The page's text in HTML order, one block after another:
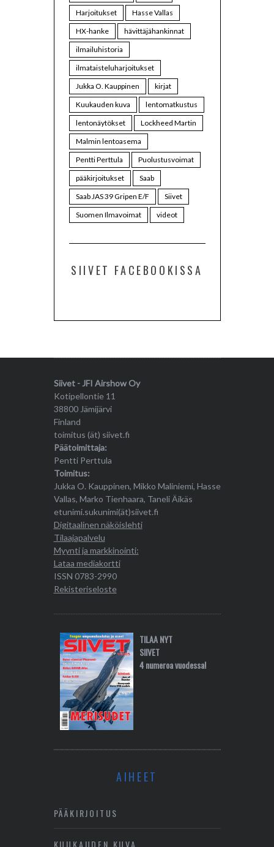
Harjoitukset
Hasse Vallas
HX-hanke
hävittäjähankinnat
ilmailuhistoria
ilmataisteluharjoitukset
Jukka O. Kauppinen
kirjat
Kuukauden kuva
lentomatkustus
lentonäytökset
Lockheed Martin
Malmin lentoasema
Pentti Perttula
Puolustusvoimat
pääkirjoitukset
Saab
Saab JAS 39 Gripen E/F
Siivet
Suomen Ilmavoimat
videot
SIIVET FACEBOOKISSA
Siivet - JFI Airshow Oy
Kotipellontie 11
38800 Jämijärvi
Finland
toimitus (ät) siivet.fi
Päätoimittaja:
Pentti Perttula
Toimitus:
Jukka O. Kauppinen, Mikko Maliniemi, Hasse
Vallas, Marko Tienhaara, Taneli Äikäs
etunimi.sukunimi(ät)siivet.fi
Digitaalinen näköislehti
Tilaajapalvelu
Myynti ja markkinointi:
Lataa mediakortti
ISSN 0783-2990
Rekisteriseloste
TILAA NYT
SIIVET
4 numeroa vuodessa!
AIHEET
PÄÄKIRJOITUS
KUUKAUDEN KUVA